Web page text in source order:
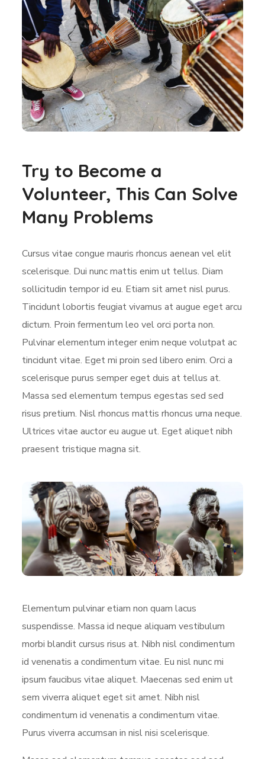
Try to Become a
Volunteer, This Can Solve
Many Problems
Cursus vitae congue mauris rhoncus aenean vel elit
scelerisque. Dui nunc mattis enim ut tellus. Diam
sollicitudin tempor id eu. Etiam sit amet nisl purus.
Tincidunt lobortis feugiat vivamus at augue eget arcu
dictum. Proin fermentum leo vel orci porta non.
Pulvinar elementum integer enim neque volutpat ac
tincidunt vitae. Eget mi proin sed libero enim. Orci a
scelerisque purus semper eget duis at tellus at.
Massa sed elementum tempus egestas sed sed
risus pretium. Nisl rhoncus mattis rhoncus urna neque.
Ultrices vitae auctor eu augue ut. Eget aliquet nibh
praesent tristique magna sit.
Elementum pulvinar etiam non quam lacus
suspendisse. Massa id neque aliquam vestibulum
morbi blandit cursus risus at. Nibh nisl condimentum
id venenatis a condimentum vitae. Eu nisl nunc mi
ipsum faucibus vitae aliquet. Maecenas sed enim ut
sem viverra aliquet eget sit amet. Nibh nisl
condimentum id venenatis a condimentum vitae.
Purus viverra accumsan in nisl nisi scelerisque.